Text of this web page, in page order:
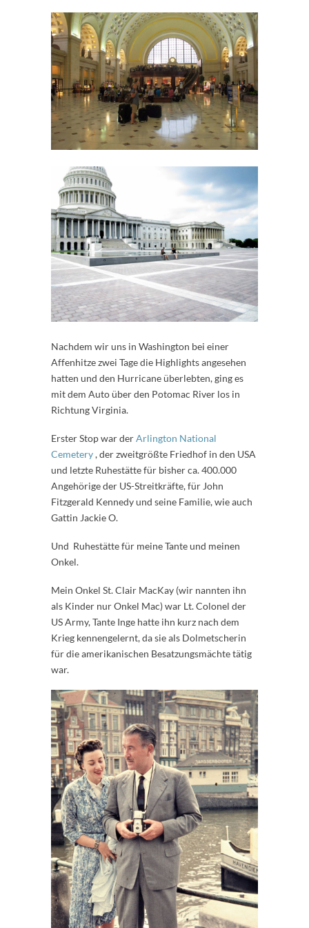
Nachdem wir uns in Washington bei einer
Affenhitze zwei Tage die Highlights angesehen
hatten und den Hurricane überlebten, ging es
mit dem Auto über den Potomac River los in
Richtung Virginia.
Erster Stop war derArlington National
Cemetery, der zweitgrößte Friedhof in den USA
und letzte Ruhestätte für bisher ca. 400.000
Angehörige der US-Streitkräfte, für John
Fitzgerald Kennedy und seine Familie, wie auch
Gattin Jackie O.
Und Ruhestätte für meine Tante und meinen
Onkel.
Mein Onkel St. Clair MacKay (wir nannten ihn
als Kinder nur Onkel Mac) war Lt. Colonel der
US Army, Tante Inge hatte ihn kurz nach dem
Krieg kennengelernt, da sie als Dolmetscherin
für die amerikanischen Besatzungsmächte tätig
war.